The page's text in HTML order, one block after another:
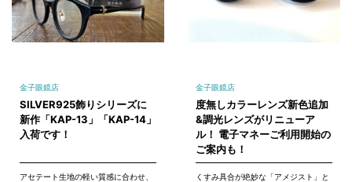
金子眼鏡店
SILVER925飾りシリーズに
新作「KAP-13」「KAP-14」
入荷です！
アセテート生地の軽い質感に合わせ、
金子眼鏡店
度無しカラーレンズ新色追加
&調光レンズがリニューア
ル！ 電子マネーご利用開始の
ご案内も！
くすみ具合が絶妙な「アメジスト」と